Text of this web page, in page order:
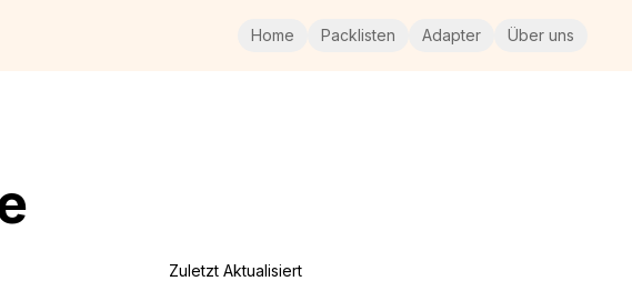
Home Packlisten Adapter Über uns
Zuletzt Aktualisiert